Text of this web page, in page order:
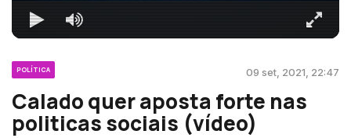
POLÍTICA 09 set, 2021, 22:47
Calado quer aposta forte nas
politicas sociais (vídeo)